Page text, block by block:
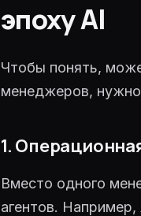
эпоху AI
Чтобы понять,
менеджеров,
1.
Вместо одного
агентов. Например,